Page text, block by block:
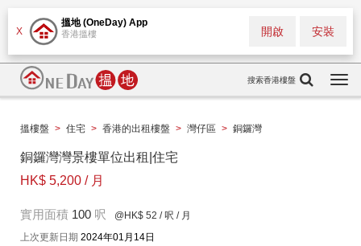
X
搵地 (OneDay) App
香港搵樓 安裝
開啟
搜索香港樓盤
搵樓盤 > 住宅 > 香港的出租樓盤 > 灣仔區 > 銅鑼灣
銅鑼灣灣景樓單位出租|住宅
HK$ 5,200 / 月
實用面積 100 呎 @HK$ 52 / 呎 / 月
上次更新日期 2024年01月14日